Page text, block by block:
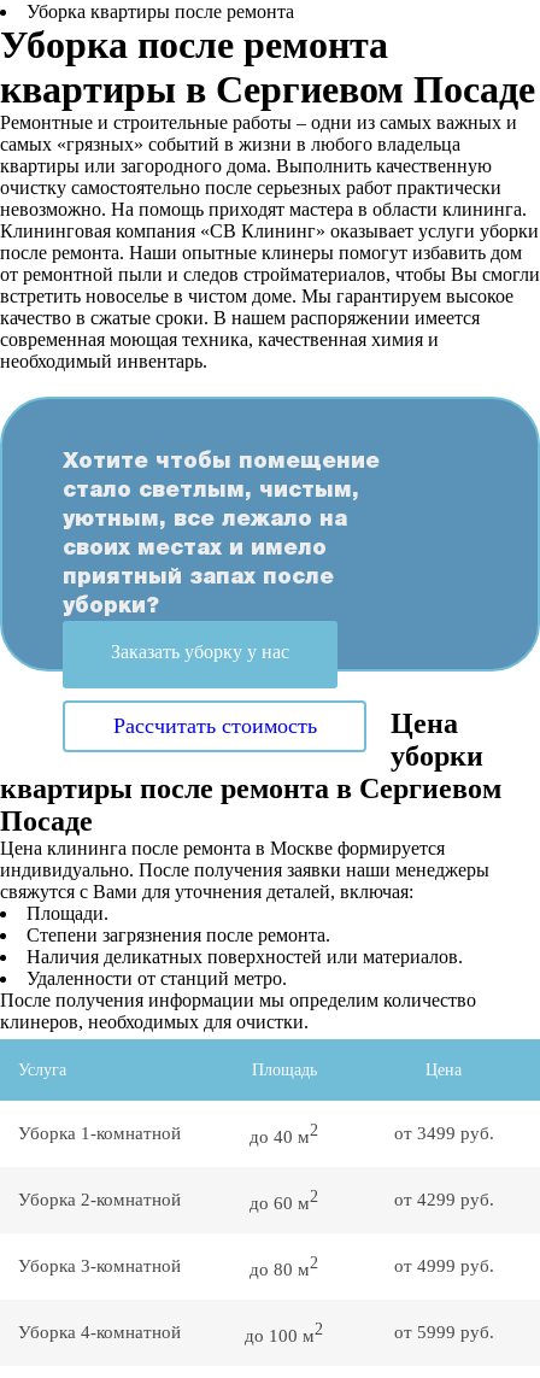
Уборка квартиры после ремонта
Уборка после ремонта
квартиры в Сергиевом Посаде
Ремонтные и строительные работы – одни из самых важных и
самых «грязных» событий в жизни в любого владельца
квартиры или загородного дома. Выполнить качественную
очистку самостоятельно после серьезных работ практически
невозможно. На помощь приходят мастера в области клининга.
Клининговая компания «СВ Клининг» оказывает услуги уборки
после ремонта. Наши опытные клинеры помогут избавить дом
от ремонтной пыли и следов стройматериалов, чтобы Вы смогли
встретить новоселье в чистом доме. Мы гарантируем высокое
качество в сжатые сроки. В нашем распоряжении имеется
современная моющая техника, качественная химия и
необходимый инвентарь.
Хотите чтобы помещение
стало светлым, чистым,
уютным, все лежало на
своих местах и имело
приятный запах после
уборки?
Заказать уборку у нас
Рассчитать стоимость
Цена
уборки
квартиры после ремонта в Сергиевом
Посаде
Цена клининга после ремонта в Москве формируется
индивидуально. После получения заявки наши менеджеры
свяжутся с Вами для уточнения деталей, включая:
Площади.
Степени загрязнения после ремонта.
Наличия деликатных поверхностей или материалов.
Удаленности от станций метро.
После получения информации мы определим количество
клинеров, необходимых для очистки.
Услуга Площадь Цена
Уборка 1-комнатной до 40 м2 от 3499 руб.
Уборка 2-комнатной до 60 м2 от 4299 руб.
Уборка 3-комнатной до 80 м2 от 4999 руб.
Уборка 4-комнатной до 100 м2 от 5999 руб.